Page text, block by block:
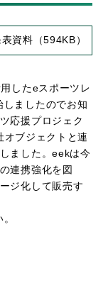
資料（594KB）
したeスポーツレ
ましたのでお知
応援プロジェク
オブジェクトと連
ました。eekは今
連携強化を図
ジ化して販売す